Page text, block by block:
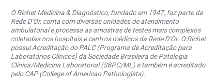
O Richet Medicina & Diagnóstico, fundado em 1947, faz parte da
Rede D’Or, conta com diversas unidades de atendimento
ambulatorial e processa as amostras de testes mais complexos
coletadas nos hospitais e centros médicos da Rede D’Or. O Richet
possui Acreditação do PALC (Programa de Acreditação para
Laboratórios Clínicos) da Sociedade Brasileira de Patologia
Clínica/Medicina Laboratorial (SBPC/ML) e também é acreditado
pelo CAP (College of American Pathologists).